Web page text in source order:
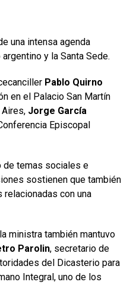
una intensa agenda
y la Santa Sede.
Pablo Quirno
en el Palacio San Martín
Jorge García
Episcopal
de temas sociales e
sostienen que también
con una
ministra también mantuvo
Parolin, secretario de
del Dicasterio para
Integral, uno de los